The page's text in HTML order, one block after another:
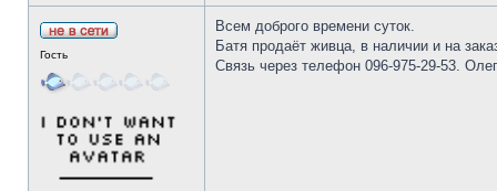
Гость
Всем доброго времени суток.
Батя продаёт живца, в наличии и на
Связь через телефон 096-975-29-53.